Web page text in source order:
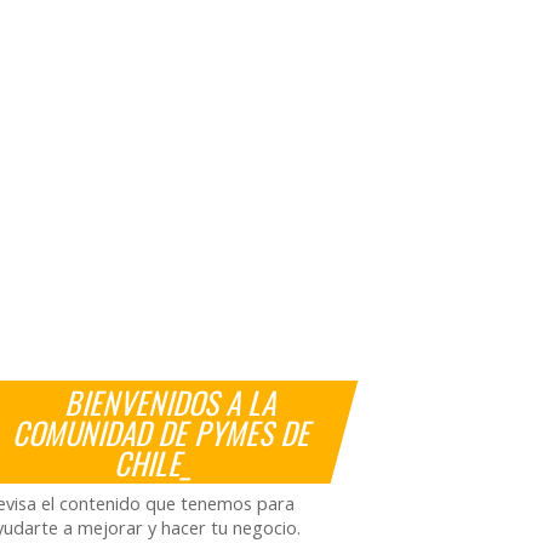
BIENVENIDOS A LA
COMUNIDAD DE PYMES DE
CHILE_
el contenido que tenemos para
a mejorar y hacer tu negocio.